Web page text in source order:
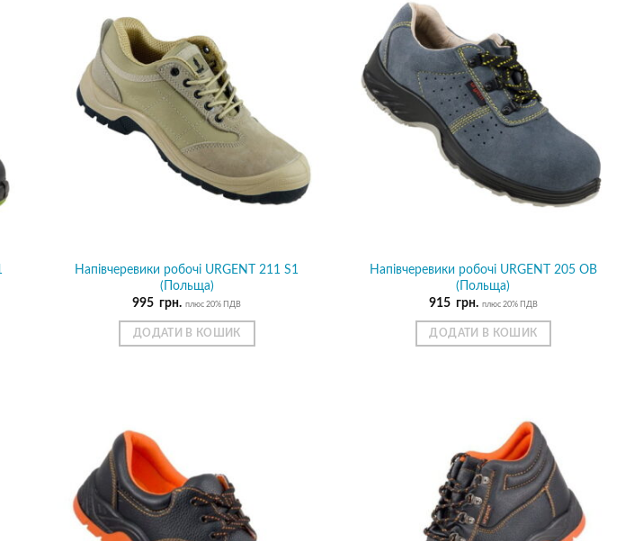
Напівчеревики робочі URGENT 211 S1
(Польща)
995 грн. плюс 20% ПДВ
ДОДАТИ В КОШИК
Напівчеревики робочі URGENT 205 OB
(Польща)
915 грн. плюс 20% ПДВ
ДОДАТИ В КОШИК